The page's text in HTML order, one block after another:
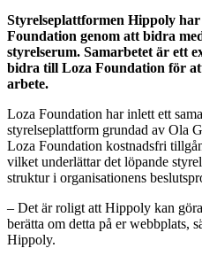
Styrelseplattformen Hippoly
Foundation genom att bidra
styrelserum. Samarbetet är ett
bidra till Loza Foundation för
arbete.
Loza Foundation har inlett ett
styrelseplattform grundad av Ola
Loza Foundation kostnadsfri
vilket underlättar det löpande
struktur i organisationens
– Det är roligt att Hippoly kan
berätta om detta på er webbplats,
Hippoly.